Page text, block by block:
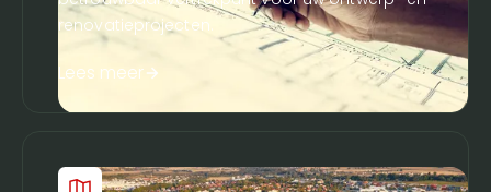
renovatieprojecten.
Lees meer